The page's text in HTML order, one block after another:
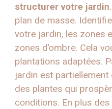
structurer votre jardin
plan de masse.
votre jardin, les zones
zones d’ombre. Cela
plantations adaptées.
jardin est
des plantes qui
conditions. En plus